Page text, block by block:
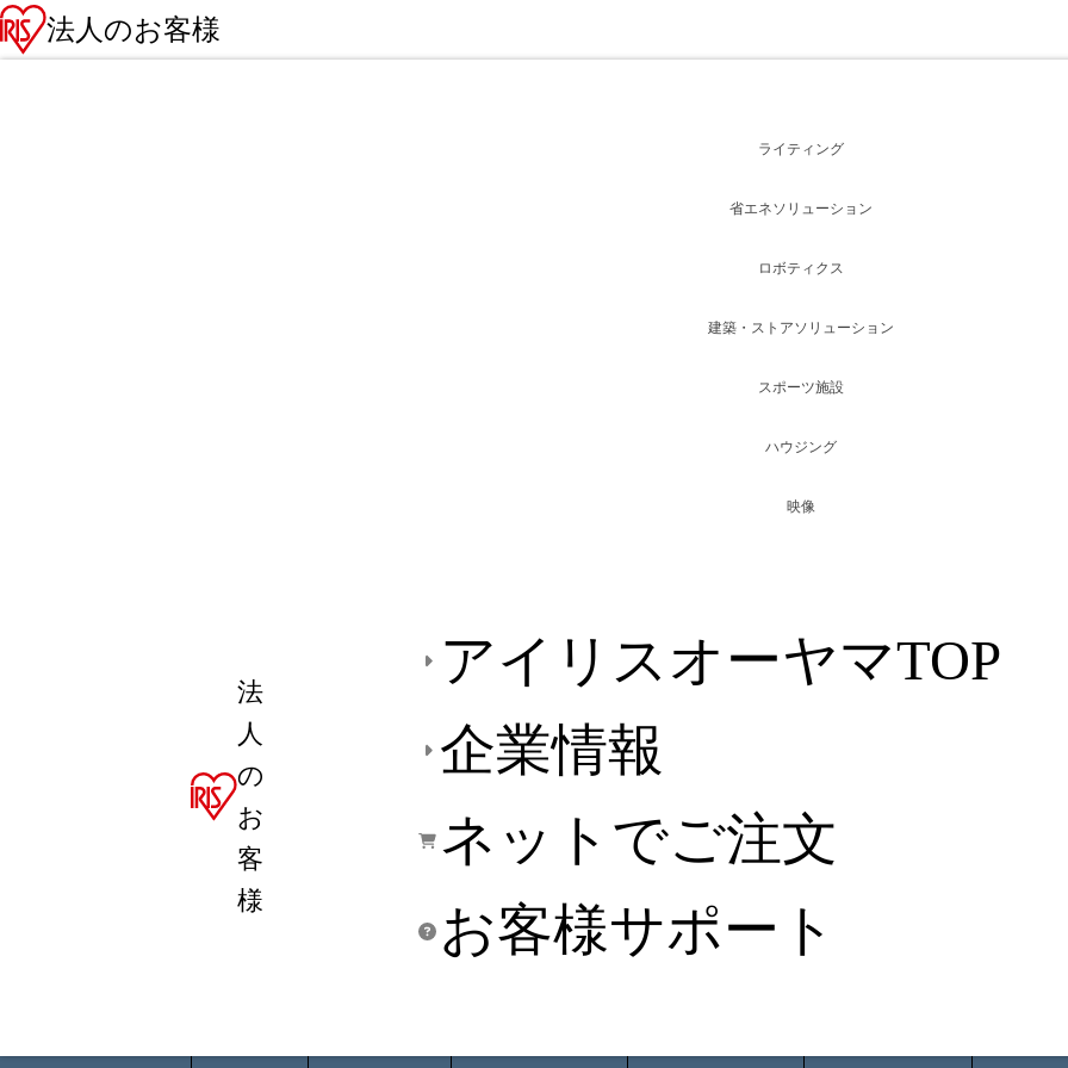
法人のお客様
法
人
の
お
客
様
アイリスオーヤマTOP
企業情報
ネットでご注文
お客様サポート
ライティング
省エネソリューション
ロボティクス
建築・ストアソリューション
スポーツ施設
ハウジング
映像